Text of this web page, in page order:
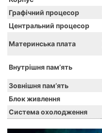
Графічний процесор
Центральний процесор
Материнська плата
Внутрішня памʼять
Зовнішня памʼять
Блок живлення
Система охолодження